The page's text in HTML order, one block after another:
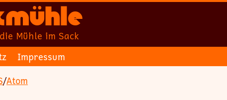
Mühle im Sack
Impressum
/Atom